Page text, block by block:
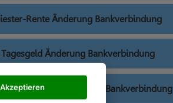
Rente Änderung Bankverbindung
Tagesgeld Änderung Bankverbindung
Änderung Bankverbindung
Akzeptieren